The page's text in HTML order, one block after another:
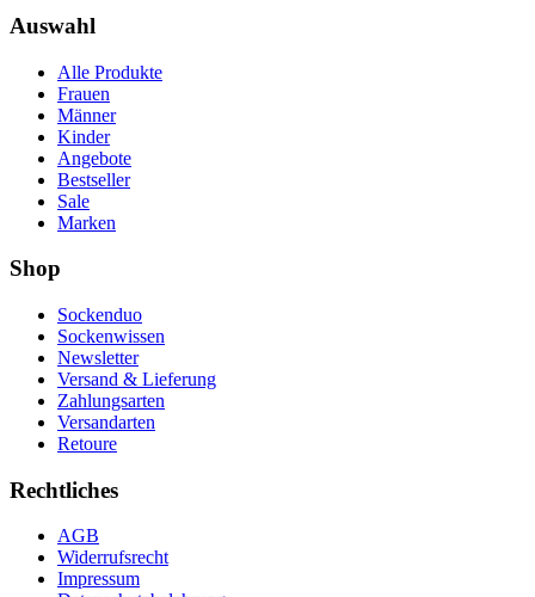
Auswahl
Alle Produkte
Frauen
Männer
Kinder
Angebote
Bestseller
Sale
Marken
Shop
Sockenduo
Sockenwissen
Newsletter
Versand & Lieferung
Zahlungsarten
Versandarten
Retoure
Rechtliches
AGB
Widerrufsrecht
Impressum